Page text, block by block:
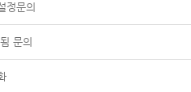
정문의
문의